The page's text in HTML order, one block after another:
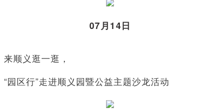
07月14日
来顺义逛一逛，
“园区行”走进顺义园暨公益主题沙龙活动